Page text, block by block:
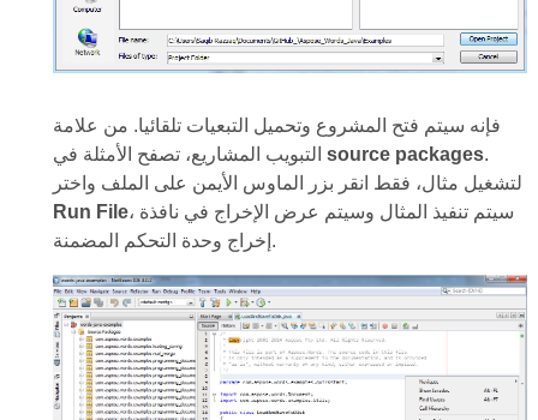
فإنه سيتم فتح المشروع وتحميل التبعيات تلقائيا. من علامة
source packages.
لتشغيل مثال، فقط انقر بزر الماوس الأيمن على الملف واختر
Run File، سيتم تنفيذ المثال وسيتم عرض الإخراج في نافذة
إخراج وحدة التحكم المضمنة.